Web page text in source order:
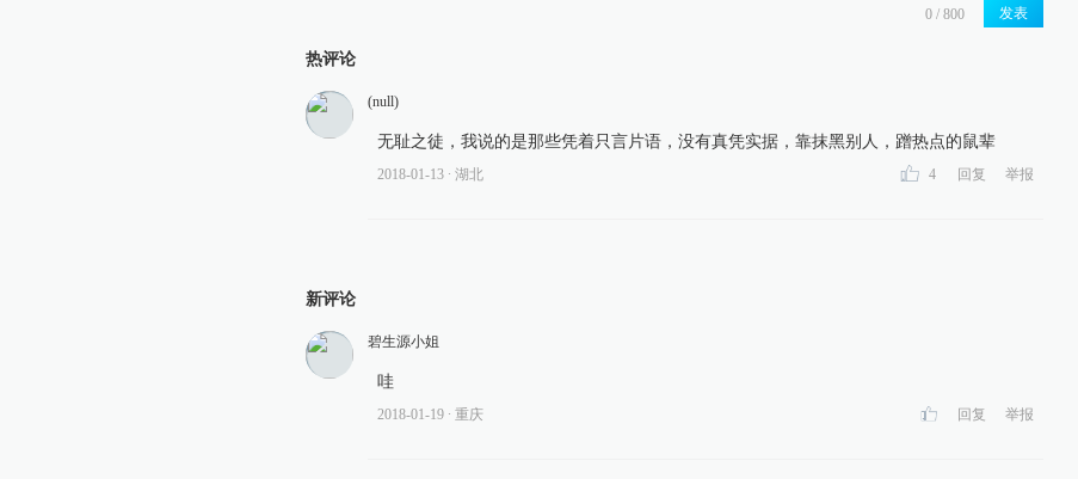
发表
热评论
(null)
无耻之徒，我说的是那些凭着只言片语，没有真凭实据，靠抹黑别人，蹭热点的鼠辈
2018-01-13 ∙ 湖北 4 回复 举报
新评论
碧生源小姐
哇
2018-01-19 ∙ 重庆 回复 举报